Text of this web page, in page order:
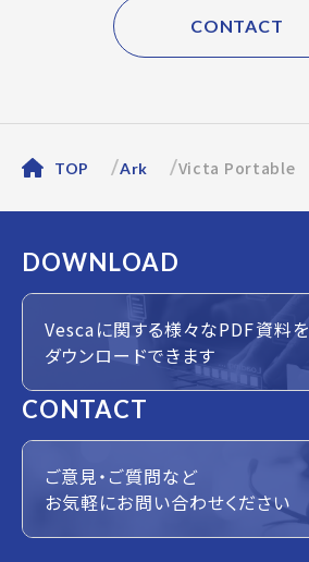
CONTACT
TOP Ark Victa Portable
DOWNLOAD
Vescaに関する様々なPDF資料を
ダウンロードできます
CONTACT
ご意見・ご質問など
お気軽にお問い合わせください